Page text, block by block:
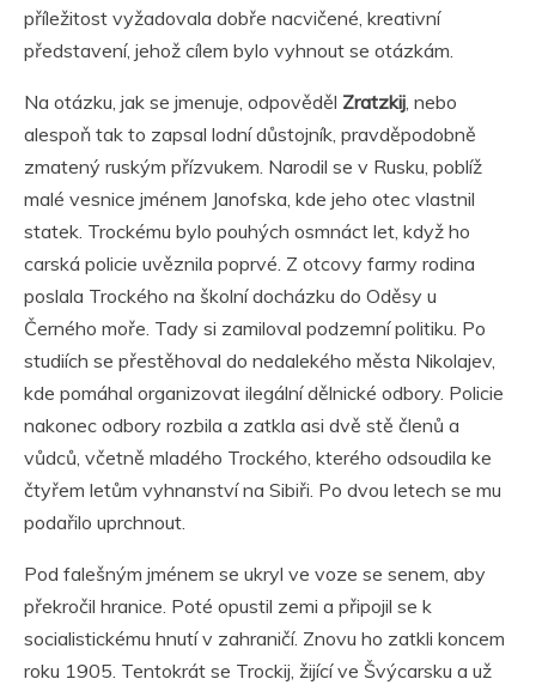
příležitost vyžadovala dobře nacvičené, kreativní
představení, jehož cílem bylo vyhnout se otázkám.
Na otázku, jak se jmenuje, odpověděl Zratzkij, nebo
alespoň tak to zapsal lodní důstojník, pravděpodobně
zmatený ruským přízvukem. Narodil se v Rusku, poblíž
malé vesnice jménem Janofska, kde jeho otec vlastnil
statek. Trockému bylo pouhých osmnáct let, když ho
carská policie uvěznila poprvé. Z otcovy farmy rodina
poslala Trockého na školní docházku do Oděsy u
Černého moře. Tady si zamiloval podzemní politiku. Po
studiích se přestěhoval do nedalekého města Nikolajev,
kde pomáhal organizovat ilegální dělnické odbory. Policie
nakonec odbory rozbila a zatkla asi dvě stě členů a
vůdců, včetně mladého Trockého, kterého odsoudila ke
čtyřem letům vyhnanství na Sibiři. Po dvou letech se mu
podařilo uprchnout.
Pod falešným jménem se ukryl ve voze se senem, aby
překročil hranice. Poté opustil zemi a připojil se k
socialistickému hnutí v zahraničí. Znovu ho zatkli koncem
roku 1905. Tentokrát se Trockij, žijící ve Švýcarsku a už